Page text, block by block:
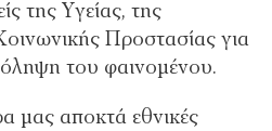
της Υγείας, της
Προστασίας για
του φαινομένου.
μας αποκτά εθνικές